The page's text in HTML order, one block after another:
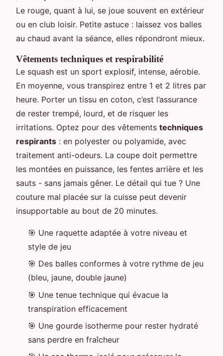
Le rouge, quant à lui, se joue souvent en extérieur
ou en club loisir. Petite astuce : laissez vos balles
au chaud avant la séance, elles répondront mieux.
Vêtements techniques et respirabilité
Le squash est un sport explosif, intense, aérobie.
En moyenne, vous transpirez entre 1 et 2 litres par
heure. Porter un tissu en coton, c’est l’assurance
de rester trempé, lourd, et de risquer les
irritations. Optez pour des vêtements techniques
respirants : en polyester ou polyamide, avec
traitement anti-odeurs. La coupe doit permettre
les montées en puissance, les fentes arrière et les
sauts - sans jamais gêner. Le détail qui tue ? Une
couture mal placée sur la cuisse peut devenir
insupportable au bout de 20 minutes.
🎯 Une raquette adaptée à votre niveau et
style de jeu
🎯 Des balles conformes à votre rythme de jeu
(bleu, jaune, double jaune)
🎯 Une tenue technique qui évacue la
transpiration efficacement
🎯 Une gourde isotherme pour rester hydraté
sans perdre en fraîcheur